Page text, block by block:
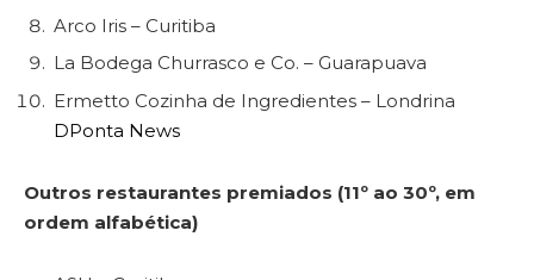
Arco Iris – Curitiba
La Bodega Churrasco e Co. – Guarapuava
Ermetto Cozinha de Ingredientes – Londrina
DPonta News
Outros restaurantes premiados (11º ao 30º, em
ordem alfabética)